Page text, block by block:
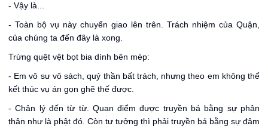
- Vậy là...
- Toàn bộ vụ này chuyển giao lên trên. Trách nhiệm của Quận,
của chúng ta đến đây là xong.
Trừng quệt vệt bọt bia dính bên mép:
- Em vô sư vô sách, quỷ thần bất trách, nhưng theo em không thể
kết thúc vụ án gọn ghẽ thế được.
- Chân lý đến từ từ. Quan điểm được truyền bá bằng sự phân
thân như là phật đó. Còn tư tưởng thì phải truyền bá bằng sự đâm